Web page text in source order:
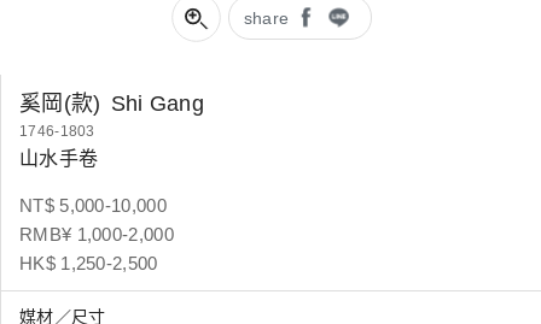
share
奚岡(款) Shi Gang
1746-1803
山水手卷
NT$ 5,000-10,000
RMB¥ 1,000-2,000
HK$ 1,250-2,500
媒材／尺寸